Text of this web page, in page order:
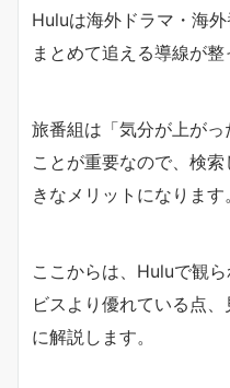
Huluは海外ドラマ・海
まとめて追える導線が整
旅番組は「気分が上がっ
ことが重要なので、検
きなメリットになります。
ここからは、Huluで観
ビスより優れている点
に解説します。